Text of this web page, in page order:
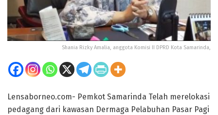
Shania Rizky Amalia, anggota Komisi II DPRD Kota Samarinda,
Lensaborneo.com- Pemkot Samarinda Telah merelokasi
pedagang dari kawasan Dermaga Pelabuhan Pasar Pagi